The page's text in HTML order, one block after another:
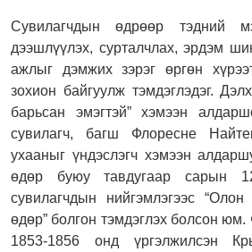
Сувилагчдын өдрөөр тэдний
дээшлүүлэх, сурталчлах, эрдэм
ажлыг дэмжих зэрэг өргөн
зохион байгуулж тэмдэглэдэг.
барьсан эмэгтэй” хэмээн
сувилагч, багш Флоресне
ухааныг үндэслэгч хэмээн
өдөр буюу тавдугаар сарын
сувилагчдын нийгэмлэгээс
өдөр” болгон тэмдэглэх болсон
1853-1856 онд үргэлжилсэн